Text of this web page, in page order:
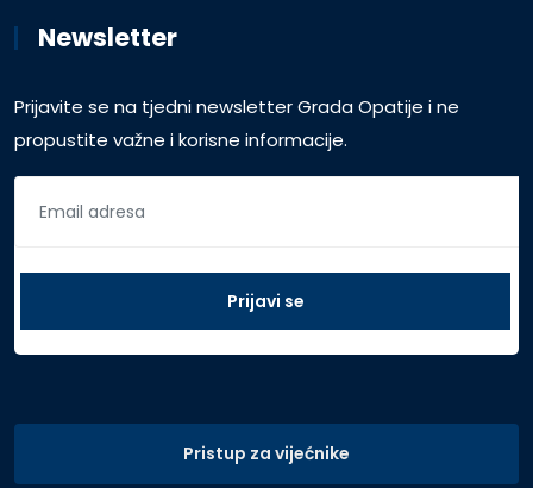
Newsletter
Prijavite se na tjedni newsletter Grada Opatije i ne
propustite važne i korisne informacije.
Pristup za vijećnike